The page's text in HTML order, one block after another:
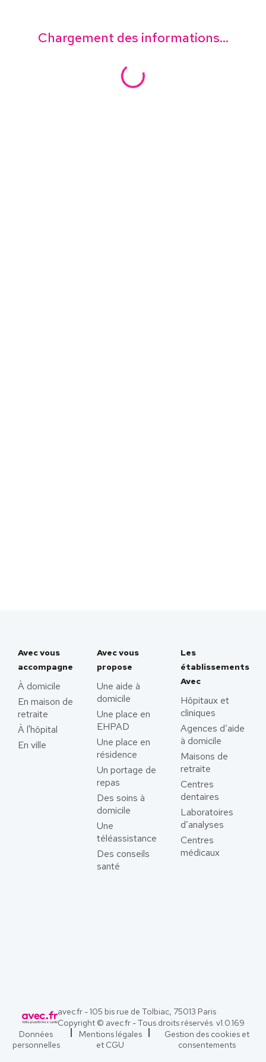
Chargement des informations...
Avec vous
accompagne
À domicile
En maison de
retraite
À l'hôpital
En ville
Avec vous
propose
Une aide à
domicile
Une place en
EHPAD
Une place en
résidence
Un portage de
repas
Des soins à
domicile
Une
téléassistance
Des conseils
santé
Les
établissements
Avec
Hôpitaux et
cliniques
Agences d’aide
à domicile
Maisons de
retraite
Centres
dentaires
Laboratoires
d’analyses
Centres
médicaux
avec.fr - 105 bis rue de Tolbiac, 75013 Paris
Copyright © avec.fr - Tous droits réservés. v1.0.169
Données
personnelles
Mentions légales
et CGU
Gestion des cookies et
consentements